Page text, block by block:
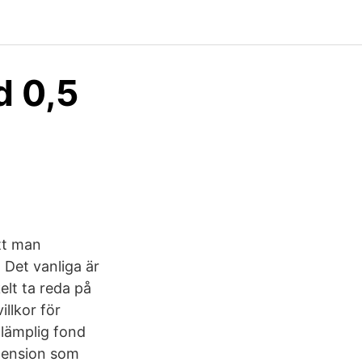
0,5
man
vanliga är
ta reda på
för
fond
som